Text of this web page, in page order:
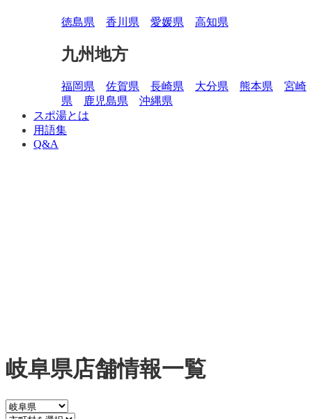
徳島県 香川県 愛媛県 高知県
九州地方
福岡県 佐賀県 長崎県 大分県 熊本県
宮崎
県
鹿児島県
沖縄県
スポ湯とは
用語集
Q&A
岐阜県店舗情報一覧